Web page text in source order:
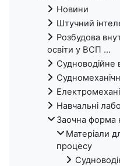
Новини
Штучний
Розбудова
освіти у ВСП ...
Судноводійне
Навчальні
Заочна форма
Матеріали
процесу